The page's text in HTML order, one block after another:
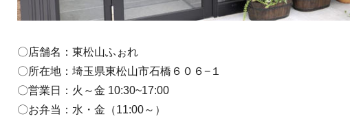
〇店舗名：東松山ふぉれ
〇所在地：埼玉県東松山市石橋６０６−１
〇営業日：火～金 10:30~17:00
〇お弁当：水・金（11:00～）